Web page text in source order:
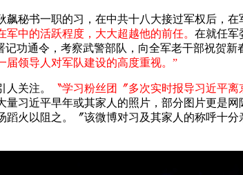
飙秘书一职的习，在中共十八大接过军权后，
军中的活跃程度，大大超越他的前任。 在就任军
记功通令，考察武警部队，向全军老干部祝贺
届领导人对军队建设的高度重视。”
关注。 〝学习粉丝团〞多次实时报导习近平
量习近平早年或其家人的照片，部分图片更是
蹈火以阻之。〞该微博对习及其家人的称呼十